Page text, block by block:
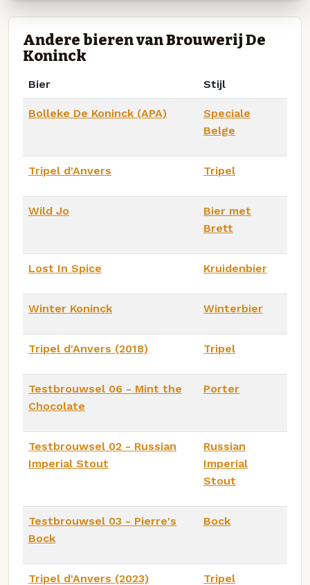
Andere bieren van Brouwerij De
Koninck
Bier Stijl
Bolleke De Koninck (APA)
Speciale
Belge
Tripel d'Anvers Tripel
Wild Jo
Bier met
Brett
Lost In Spice Kruidenbier
Winter Koninck Winterbier
Tripel d'Anvers (2018) Tripel
Testbrouwsel 06 - Mint the
Chocolate
Porter
Testbrouwsel 02 - Russian
Imperial Stout
Russian
Imperial
Stout
Testbrouwsel 03 - Pierre's
Bock
Bock
Tripel d'Anvers (2023) Tripel